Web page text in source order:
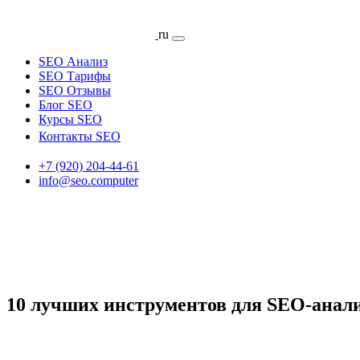
ru
SEO Анализ
SEO Тарифы
SEO Отзывы
Блог SEO
Курсы SEO
Контакты SEO
+7 (920) 204-44-61
info@seo.computer
10 лучших инструментов для SEO-